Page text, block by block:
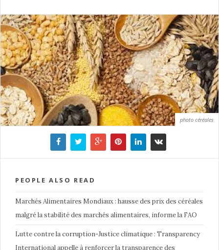
photo céréales
PEOPLE ALSO READ
Marchés Alimentaires Mondiaux : hausse des prix des céréales
malgré la stabilité des marchés alimentaires, informe la FAO
Lutte contre la corruption-Justice climatique : Transparency
International appelle à renforcer la transparence des